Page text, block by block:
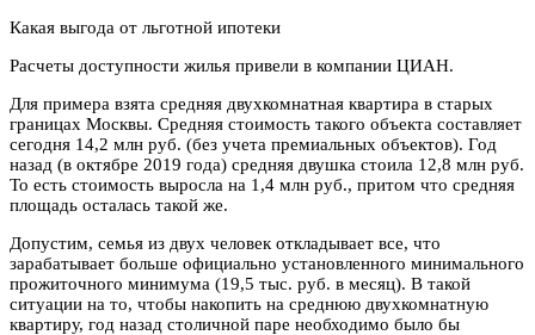
Какая выгода от льготной ипотеки
Расчеты доступности жилья привели в компании ЦИАН.
Для примера взята средняя двухкомнатная квартира в старых
границах Москвы. Средняя стоимость такого объекта составляет
сегодня 14,2 млн руб. (без учета премиальных объектов). Год
назад (в октябре 2019 года) средняя двушка стоила 12,8 млн руб.
То есть стоимость выросла на 1,4 млн руб., притом что средняя
площадь осталась такой же.
Допустим, семья из двух человек откладывает все, что
зарабатывает больше официально установленного минимального
прожиточного минимума (19,5 тыс. руб. в месяц). В такой
ситуации на то, чтобы накопить на среднюю двухкомнатную
квартиру, год назад столичной паре необходимо было бы